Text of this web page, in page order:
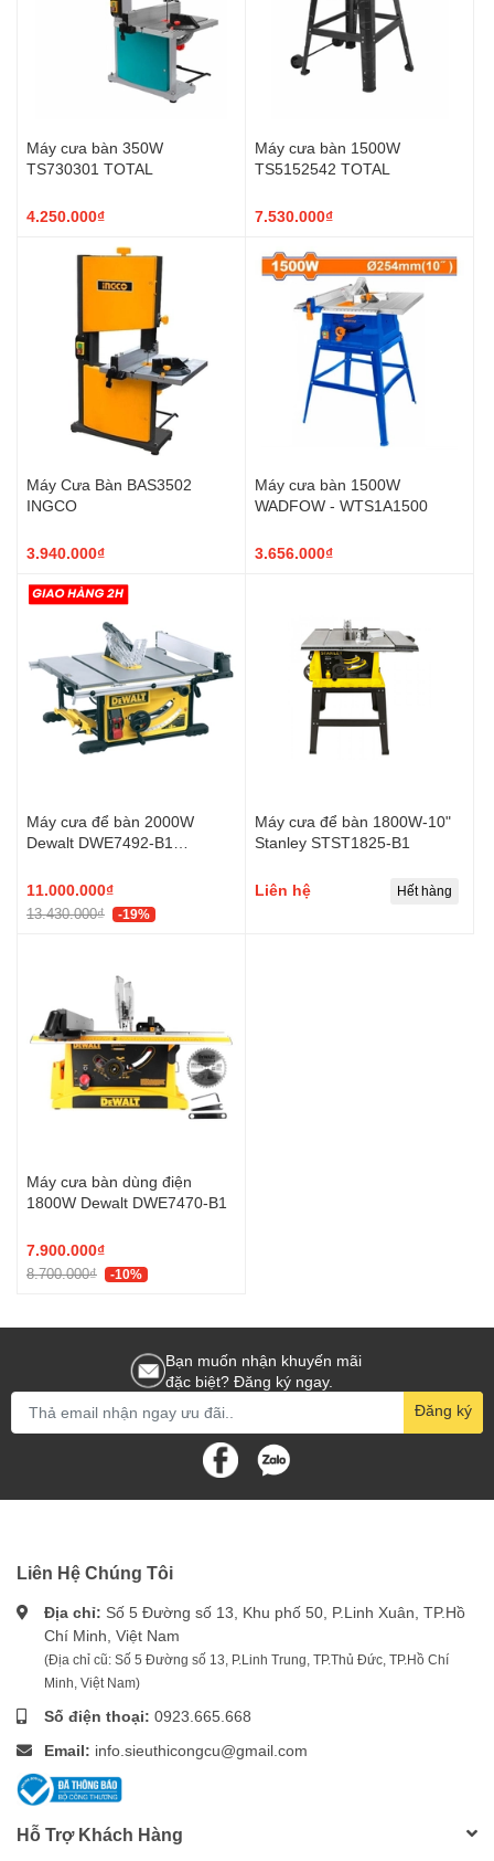
Máy cưa bàn 350W
TS730301 TOTAL
4.250.000₫
Máy cưa bàn 1500W
TS5152542 TOTAL
7.530.000₫
Máy Cưa Bàn BAS3502
INGCO
3.940.000₫
Máy cưa bàn 1500W
WADFOW - WTS1A1500
3.656.000₫
Máy cưa để bàn 2000W
Dewalt DWE7492-B1
11.000.000₫
13.430.000₫ -19%
Máy cưa để bàn 1800W-10"
Stanley STST1825-B1
Liên hệ Hết hàng
Máy cưa bàn dùng điện
1800W Dewalt DWE7470-B1
7.900.000₫
8.700.000₫ -10%
Bạn muốn nhận khuyến mãi
đặc biệt? Đăng ký ngay.
Đăng ký
Liên Hệ Chúng Tôi
Địa chỉ: Số 5 Đường số 13, Khu phố 50, P.Linh Xuân, TP.Hồ
Chí Minh, Việt Nam
(Địa chỉ cũ: Số 5 Đường số 13, P.Linh Trung, TP.Thủ Đức, TP.Hồ Chí
Minh, Việt Nam)
Số điện thoại: 0923.665.668
Email: info.sieuthicongcu@gmail.com
Hỗ Trợ Khách Hàng